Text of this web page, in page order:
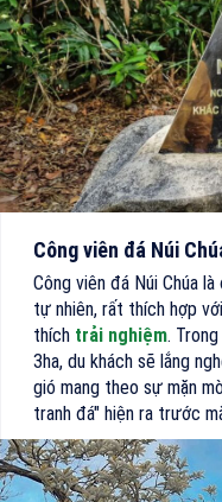
Công viên đá Núi
Công viên đá Núi Chúa
tự nhiên, rất thích hợp
thích trải nghiệm.
3ha, du khách sẽ lắng
gió mang theo sự mặn
tranh đá" hiện ra trước